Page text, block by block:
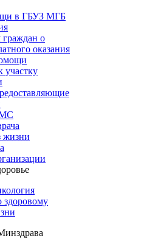
в ГБУЗ МГБ
о
оказания
участку
жизни
здоровому